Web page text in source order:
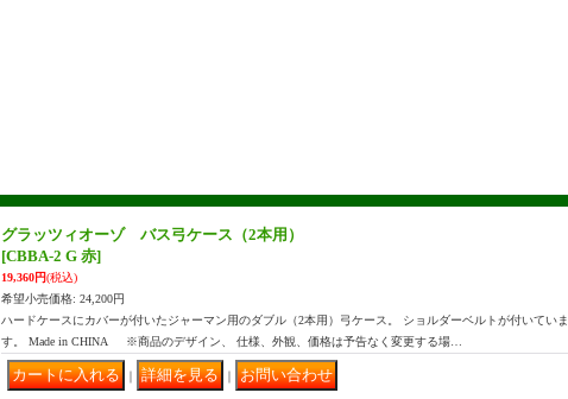
グラッツィオーゾ バス弓ケース（2本用）
[CBBA-2 G 赤]
19,360円(税込)
希望小売価格: 24,200円
ハードケースにカバーが付いたジャーマン用のダブル（2本用）弓ケース。 ショルダーベルトが付いていま
す。 Made in CHINA ※商品のデザイン、 仕様、外観、価格は予告なく変更する場…
｜ ｜